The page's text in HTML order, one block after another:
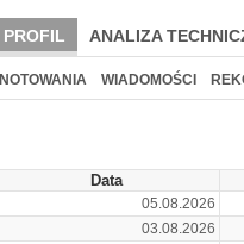
PROFIL ANALIZA
NOTOWANIA WIADOMOŚCI
Data
05.08.2026
03.08.2026